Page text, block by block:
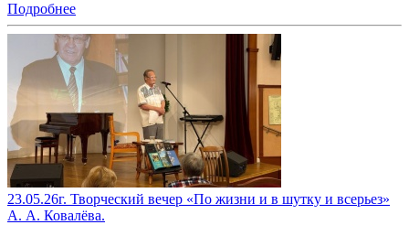
Подробнее
23.05.26г. Творческий вечер «По жизни и в шутку и всерьез»
А. А. Ковалёва.